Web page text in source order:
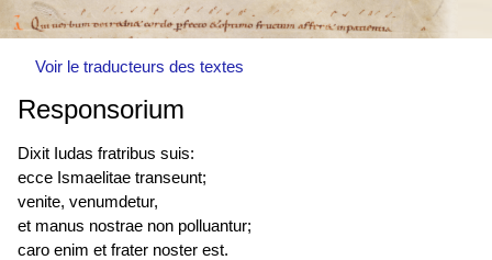
Voir le traducteurs des textes
Responsorium
Dixit Iudas fratribus suis:
ecce Ismaelitae transeunt;
venite, venumdetur,
et manus nostrae non polluantur;
caro enim et frater noster est.